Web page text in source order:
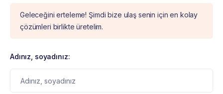
Geleceğini erteleme! Şimdi bize ulaş senin için en kolay
çözümleri birlikte üretelim.
Adınız, soyadınız: